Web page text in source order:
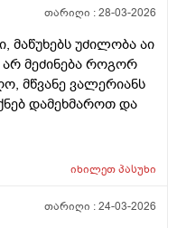
რაც ისედაც
თარიღი :28-03-2026
მაწუხებს უძილობა აი
არ მეძინება როგორ
მწვანე ვალერიანს
დამეხმაროთ და
იხილეთპასუხი
თარიღი :24-03-2026